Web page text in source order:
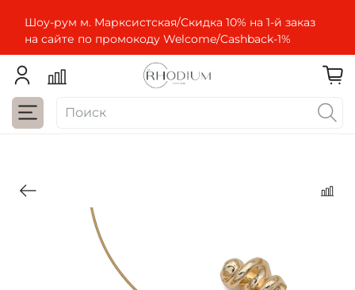
Шоу-рум м. Марксистская/Скидка 10% на 1-й заказ
на сайте по промокоду Welcome/Cashbaсk-1%